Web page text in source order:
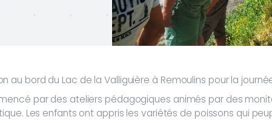
au bord du Lac de la Valliguière à Remoulins pour la
par des ateliers pédagogiques animés par des
Les enfants ont appris les variétés de poissons qui